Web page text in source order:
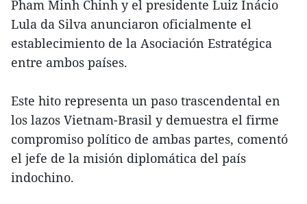
Pham Minh Chinh y el presidente Luiz Inácio
Lula da Silva anunciaron oficialmente el
establecimiento de la Asociación Estratégica
entre ambos países.
Este hito representa un paso trascendental en
los lazos Vietnam-Brasil y demuestra el firme
compromiso político de ambas partes, comentó
el jefe de la misión diplomática del país
indochino.